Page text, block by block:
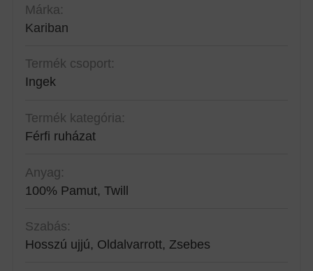
Márka:
Kariban
Termék csoport:
Ingek
Termék kategória:
Férfi ruházat
Anyag:
100% Pamut, Twill
Szabás:
Hosszú ujjú, Oldalvarrott, Zsebes